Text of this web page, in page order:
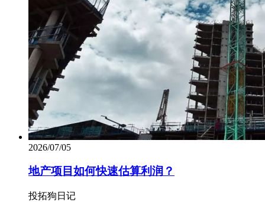
2026/07/05
地产项目如何快速估算利润？
投拓狗日记